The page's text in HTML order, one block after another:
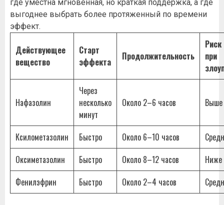
где уместна мгновенная, но краткая поддержка, а где
выгоднее выбрать более протяженный по времени
эффект.
Действующее
вещество
Старт
эффекта
Продолжительность
при
Нафазолин
Через
несколько
минут
Около 2–6 часов Выше
Ксилометазолин Быстро Около 6–10 часов
Оксиметазолин
Быстро Около 8–12 часов
Ниже
Фенилэфрин
Быстро Около 2–4 часов